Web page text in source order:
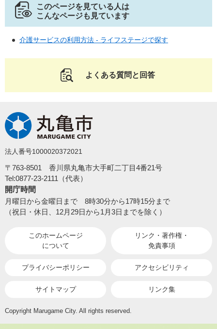
このページを見ている人は
こんなページも見ています
介護サービスの利用方法 - ライフステージで探す
よくある質問と回答
法人番号1000020372021
〒763-8501 香川県丸亀市大手町二丁目4番21号
Tel:0877-23-2111（代表）
開庁時間
月曜日から金曜日まで 8時30分から17時15分まで
（祝日・休日、12月29日から1月3日までを除く）
このホームページ
について
リンク・著作権・
免責事項
プライバシーポリシー アクセシビリティ
サイトマップ リンク集
Copyright Marugame City. All rights reserved.